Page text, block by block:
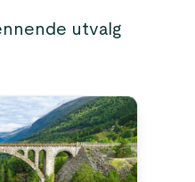
utvalg